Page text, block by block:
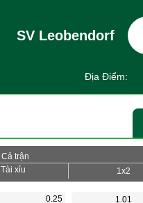
SV Leobendorf
Địa Điểm:
Cả trận
Tài xỉu 1x2
0.25
1.01